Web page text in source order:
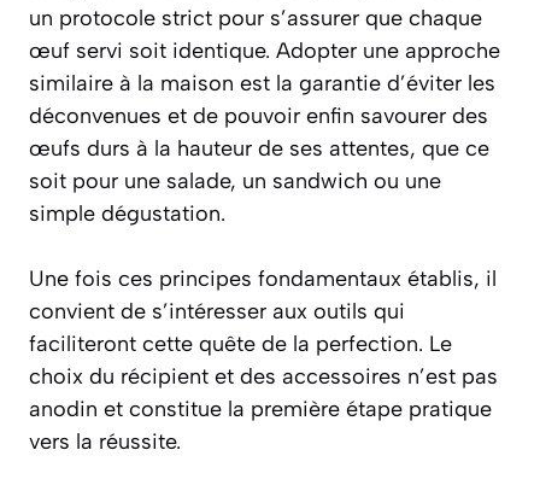
un protocole strict pour s’assurer que chaque
œuf servi soit identique. Adopter une approche
similaire à la maison est la garantie d’éviter les
déconvenues et de pouvoir enfin savourer des
œufs durs à la hauteur de ses attentes, que ce
soit pour une salade, un sandwich ou une
simple dégustation.
Une fois ces principes fondamentaux établis, il
convient de s’intéresser aux outils qui
faciliteront cette quête de la perfection. Le
choix du récipient et des accessoires n’est pas
anodin et constitue la première étape pratique
vers la réussite.